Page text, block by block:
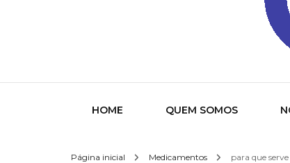
HOME QUEM SOMOS
Página inicial Medicamentos para que